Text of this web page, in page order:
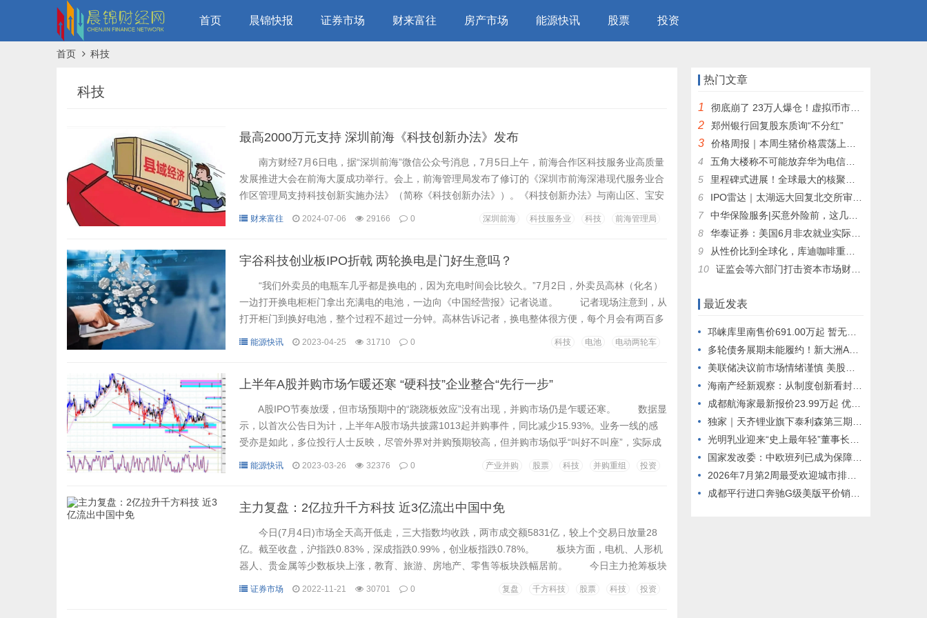
首页 晨锦快报 证券市场 财来富往 房产市场 能源快讯 股票 投资
首页 科技
科技
最高2000万元支持 深圳前海《科技创新办法》发布
南方财经7月6日电，据“深圳前海”微信公众号消息，7月5日上午，前海合作区科技服务业高质量
发展推进大会在前海大厦成功举行。会上，前海管理局发布了修订的《深圳市前海深港现代服务业合
作区管理局支持科技创新实施办法》（简称《科技创新办法》）。《科技创新办法》与南山区、宝安
财来富往 2024-07-06 29166 0 深圳前海 科技服务业 科技 前海管理局
宇谷科技创业板IPO折戟 两轮换电是门好生意吗？
“我们外卖员的电瓶车几乎都是换电的，因为充电时间会比较久。”7月2日，外卖员高林（化名）
一边打开换电柜柜门拿出充满电的电池，一边向《中国经营报》记者说道。 记者现场注意到，从
打开柜门到换好电池，整个过程不超过一分钟。高林告诉记者，换电整体很方便，每个月会有两百多
能源快讯 2023-04-25 31710 0 科技 电池 电动两轮车
上半年A股并购市场乍暖还寒 “硬科技”企业整合“先行一步”
A股IPO节奏放缓，但市场预期中的“跷跷板效应”没有出现，并购市场仍是乍暖还寒。 数据显
示，以首次公告日为计，上半年A股市场共披露1013起并购事件，同比减少15.93%。业务一线的感
受亦是如此，多位投行人士反映，尽管外界对并购预期较高，但并购市场似乎“叫好不叫座”，实际成
能源快讯 2023-03-26 32376 0 产业并购 股票 科技 并购重组 投资
主力复盘：2亿拉升千方科技 近3亿流出中国中免
今日(7月4日)市场全天高开低走，三大指数均收跌，两市成交额5831亿，较上个交易日放量28
亿。截至收盘，沪指跌0.83%，深成指跌0.99%，创业板指跌0.78%。 板块方面，电机、人形机
器人、贵金属等少数板块上涨，教育、旅游、房地产、零售等板块跌幅居前。 今日主力抢筹板块
证券市场 2022-11-21 30701 0 复盘 千方科技 股票 科技 投资
热门文章
1 彻底崩了 23万人爆仓！虚拟币市场全线暴跌 黑天鹅来临的前兆？
2 郑州银行回复股东质询“不分红”
3
价格周报｜本周生猪价格震荡上行 市场乐观预期仍存
4
五角大楼称不可能放弃华为电信设备：恳求国会豁免
5
里程碑式进展！全球最大的核聚变装置投用在即 行业商业化进程有望加速
6
IPO雷达｜太湖远大回复北交所审议会议意见函，经营活动现金流持续为负引关注
7
中华保险服务|买意外险前，这几个问题一定要弄懂
8
华泰证券：美国6月非农就业实际趋势明显走弱 9月开启降息周期目前可能为大概率事件
9
从性价比到全球化，库迪咖啡重塑咖啡市场格局！
10
证监会等六部门打击资本市场财务造假：违规披露刑期上限由3年提高至10年
最近发表
邛崃库里南售价691.00万起 暂无优惠
多轮债务展期未能履约！新大洲A大额重组债务逾期遭长城资管起诉追偿，抵押、质押资产面临处置风险
美联储决议前市场情绪谨慎 美股期指走弱 油价飙升近6% | 今夜看点
海南产经新观察：从制度创新看封关成效
成都航海家最新报价23.99万起 优惠高达6.99万
独家｜天齐锂业旗下泰利森第三期化学级锂精矿工厂预计未来数日内复产，二季度锂辉石售价环比上涨37%
光明乳业迎来“史上最年轻”董事长，换帅后面临哪些压力？
国家发改委：中欧班列已成为保障国际运输通道畅通的“稳定器”
2026年7月第2周最受欢迎城市排名——石家庄位居全国第172026年7月第2周最受欢迎城市排名——石家庄位居全国第17
成都平行进口奔驰G级美版平价销售230万起